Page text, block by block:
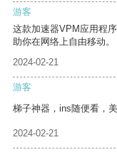
游客
这款加速器VPM应用程
助你在网络上自由移动。
2024-02-21
游客
梯子神器，ins随便看，美
2024-02-21